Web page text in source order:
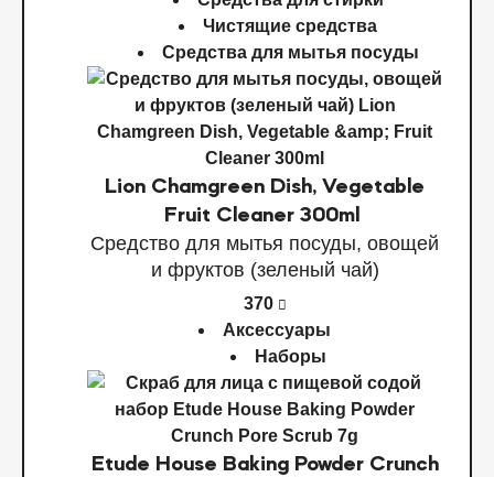
Чистящие средства
Средства для мытья посуды
Lion Chamgreen Dish, Vegetable
Fruit Cleaner 300ml
Средство для мытья посуды, овощей
и фруктов (зеленый чай)
370
Аксессуары
Наборы
Etude House Baking Powder Crunch